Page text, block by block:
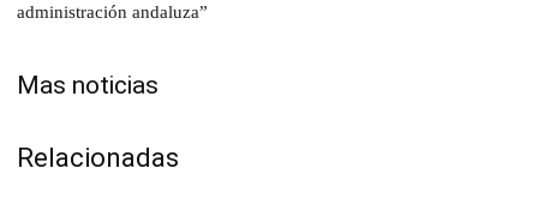
administración andaluza”
Mas noticias
Relacionadas